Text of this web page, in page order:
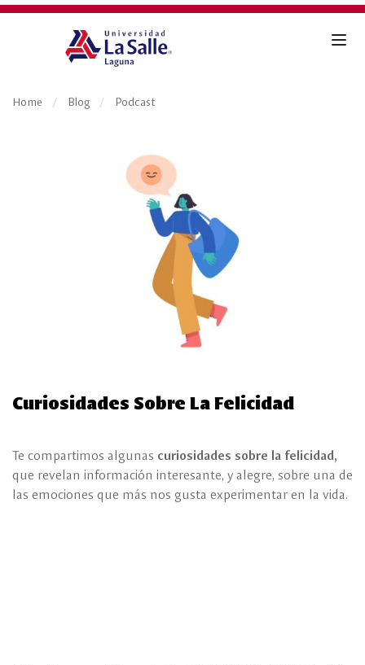
Home Blog Podcast
Curiosidades Sobre La Felicidad
Te compartimos algunas curiosidades sobre la felicidad,
que revelan información interesante, y alegre, sobre una de
las emociones que más nos gusta experimentar en la vida.